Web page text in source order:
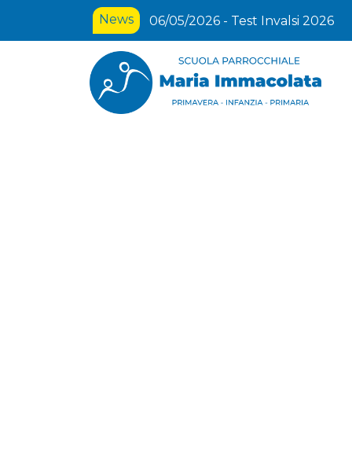
News
04/05/2026 - Prenotazione
09/05/2026 - Spettacolo il 9 e
30/04/2026 - Lezioni aperte per
dell’Infanzia
03/09/2026 - Inserimenti anno